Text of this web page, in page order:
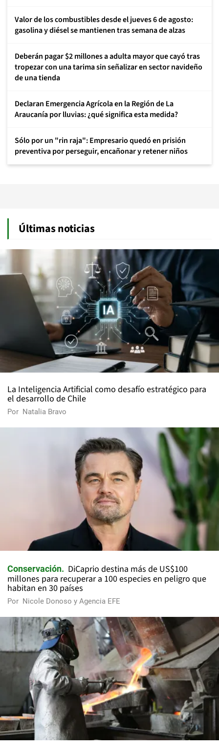
Valor de los combustibles desde el jueves 6 de agosto:
gasolina y diésel se mantienen tras semana de alzas
Deberán pagar $2 millones a adulta mayor que cayó tras
tropezar con una tarima sin señalizar en sector navideño
de una tienda
Declaran Emergencia Agrícola en la Región de La
Araucanía por lluvias: ¿qué significa esta medida?
Sólo por un "rin raja": Empresario quedó en prisión
preventiva por perseguir, encañonar y retener niños
Últimas noticias
La Inteligencia Artificial como desafío estratégico para
el desarrollo de Chile
Por Natalia Bravo
Conservación
DiCaprio destina más de US$100
millones para recuperar a 100 especies en peligro que
habitan en 30 países
Por Nicole Donoso y Agencia EFE